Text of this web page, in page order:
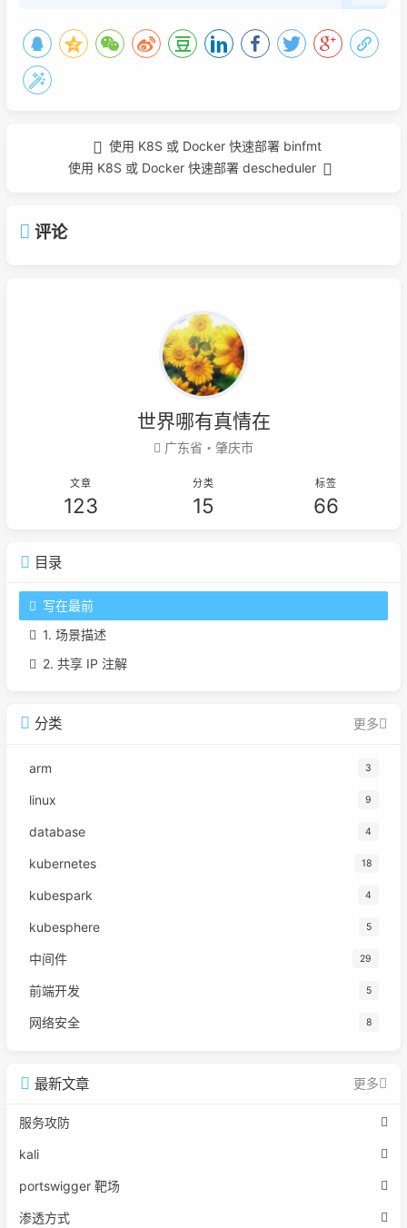
使用 K8S 或 Docker 快速部署 binfmt
使用 K8S 或 Docker 快速部署 descheduler
评论
世界哪有真情在
广东省・肇庆市
文章
123
分类
15
标签
66
目录
写在最前
1. 场景描述
2. 共享 IP 注解
分类 更多
arm 3
linux 9
database 4
kubernetes 18
kubespark 4
kubesphere 5
中间件 29
前端开发 5
网络安全 8
最新文章 更多
服务攻防
kali
portswigger 靶场
渗透方式